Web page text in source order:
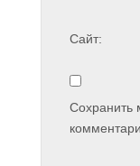
Сайт:
Сохранить